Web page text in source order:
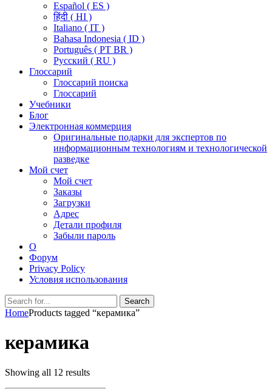
Español ( ES )
हिंदी ( HI )
Italiano ( IT )
Bahasa Indonesia ( ID )
Português ( PT BR )
Pусский ( RU )
Глоссарий
Глоссарий поиска
Глоссарий
Учебники
Блог
Электронная коммерция
Оригинальные подарки для экспертов по
информационным технологиям и технологической
разведке
Мой счет
Мой счет
Заказы
Загрузки
Адрес
Детали профиля
Забыли пароль
О
Форум
Privacy Policy
Условия использования
Search
Search
for:
HomeProducts tagged “керамика”
керамика
Showing all 12 results